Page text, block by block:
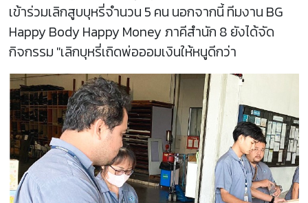
เข้าร่วมเลิกสูบบุหรี่จำนวน 5 คน นอกจากนี้ ทีมงาน BG
Happy Body Happy Money ภาคีสำนัก 8 ยังได้จัด
กิจกรรม "เลิกบุหรี่เถิดพ่อออมเงินให้หนูดีกว่า